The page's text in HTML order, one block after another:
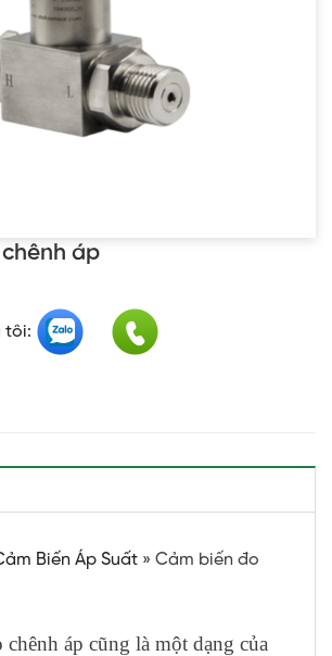
áp
tôi:
Biến Áp Suất » Cảm biến đo
chênh áp cũng là một dạng của